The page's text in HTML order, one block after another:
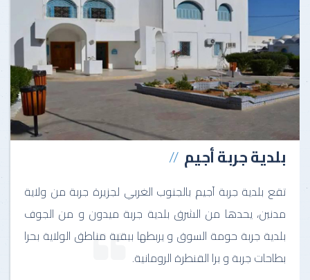
بلدية جربة أجيم
تقع بلدية جربة آجيم بالجنوب الغربي لجزيرة جربة من ولاية
مدنين، يحدها من الشرق بلدية جربة ميدون و من الجوف
بلدية جربة حومة السوق و يربطها ببقية مناطق الولاية بحرا
بطاحات جربة و برا القنطرة الرومانية.